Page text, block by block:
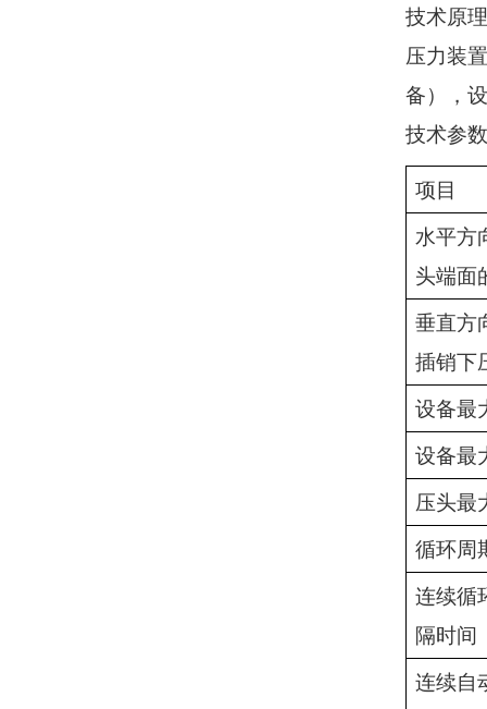
技术原
压力装
备），
技术参
项目
水平方
头端面
垂直方
插销下
设备最
设备最
压头最
循环周
连续循
隔时间
连续自